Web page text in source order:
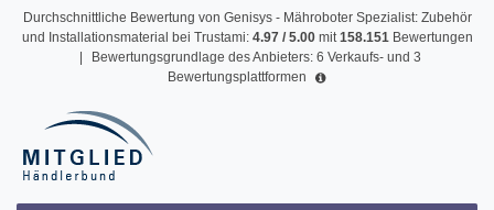
Durchschnittliche Bewertung von Genisys - Mähroboter Spezialist: Zubehör
und Installationsmaterial bei Trustami: 4.97/ 5.00mit158.151 Bewertungen
|
Bewertungsgrundlage des Anbieters: 6 Verkaufs- und 3
Bewertungsplattformen